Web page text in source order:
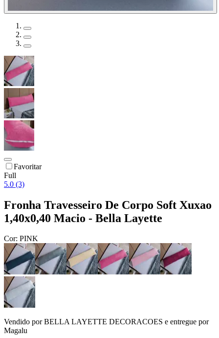
Favoritar
Full
5.0 (3)
Fronha Travesseiro De Corpo Soft Xuxao
1,40x0,40 Macio - Bella Layette
Cor: PINK
Vendido porBELLA LAYETTE DECORACOES e entregue por
Magalu